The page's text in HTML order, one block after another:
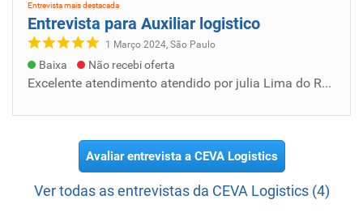
Entrevista mais destacada
Entrevista para Auxiliar logistico
1 Março 2024, São Paulo
Baixa Não recebi oferta
Excelente atendimento atendido por julia Lima do RH me ajudou bastante nos passos a passos excelente
Avaliar entrevista a CEVA Logistics
Ver todas as entrevistas da CEVA Logistics (4)